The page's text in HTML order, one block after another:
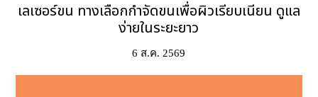
เลเซอร์ขน ทางเลือกกำจัดขนเพื่อผิวเรียบเนียน ดูแล
ง่ายในระยะยาว
6 ส.ค. 2569